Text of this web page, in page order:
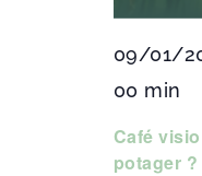
Café
potager ?
09/01/
00 min